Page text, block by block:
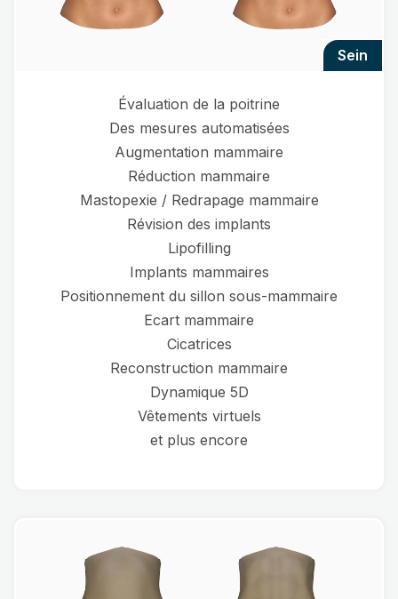
sein
Évaluation de la poitrine
Des mesures automatisées
Augmentation mammaire
Réduction mammaire
Mastopexie / Redrapage mammaire
Révision des implants
Lipofilling
Implants mammaires
Positionnement du sillon sous-mammaire
Ecart mammaire
Cicatrices
Reconstruction mammaire
Dynamique 5D
Vêtements virtuels
et plus encore